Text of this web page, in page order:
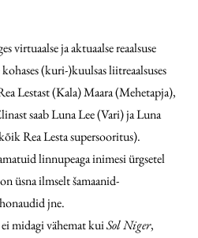
virtuaalse ja aktuaalse reaalsuse
(kuri-)kuulsas liitreaalsuses
Lestast (Kala) Maara (Mehetapja),
saab Luna Lee (Vari) ja Luna
Rea Lesta supersooritus).
linnupeaga inimesi ürgsetel
üsna ilmselt šamaanid-
jne.
ei midagi vähemat kuiSol Niger,